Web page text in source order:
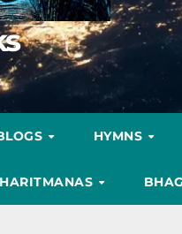
HYMNS